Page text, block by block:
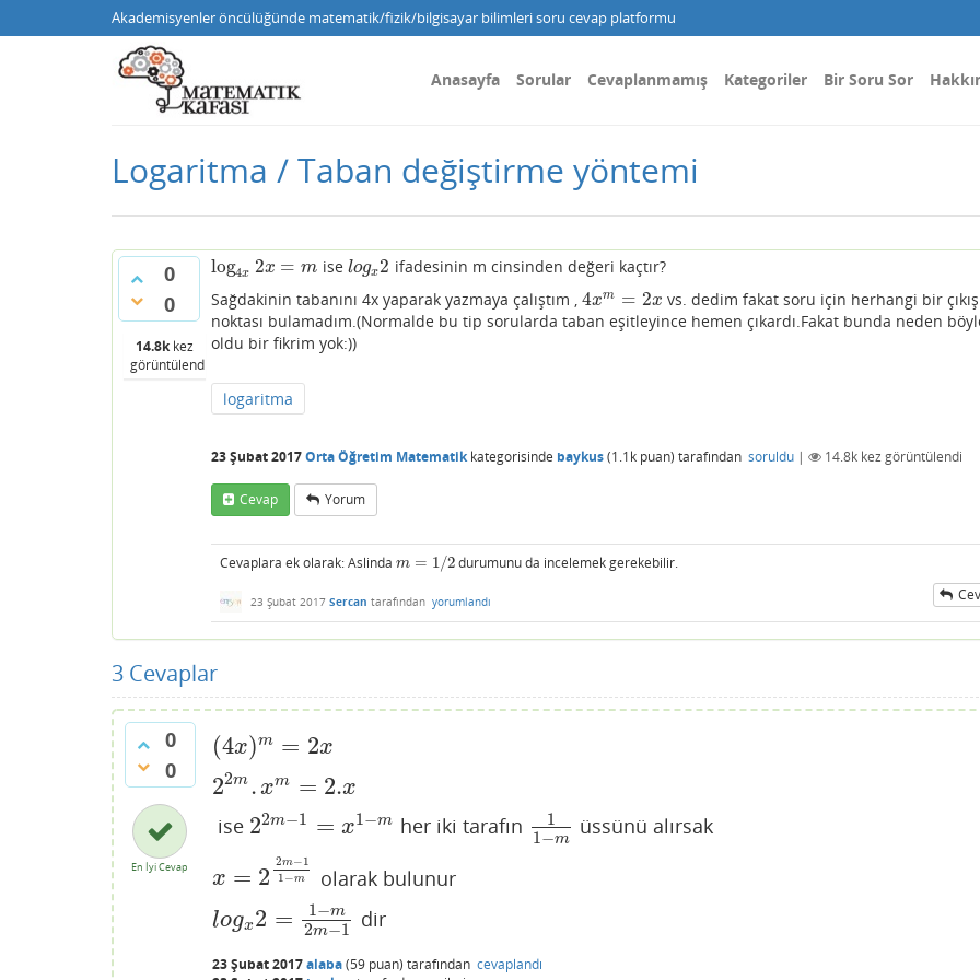
Akademisyenler öncülüğünde matematik/fizik/bilgisayar bilimleri soru cevap platformu
Anasayfa Sorular Cevaplanmamış Kategoriler Bir Soru Sor
Logaritma / Taban değiştirme yöntemi
0
0
14.8kkez
görüntülendi
log4x 2x = m
log4x 2x= m ise logx2
logx2 ifadesinin m cinsinden değeri kaçtır?
Sağdakinin tabanını 4x yaparak yazmaya çalıştım , 4xm = 2x
4xm= 2x
vs. dedim fakat soru için herhangi bir çıkış
noktası bulamadım.(Normalde bu tip sorularda taban eşitleyince hemen çıkardı.Fakat bunda neden
oldu bir fikrim yok:))
logaritma
23 Şubat 2017Orta Öğretim Matematikkategorisinde baykus(1.1k puan) tarafından soruldu | 14.8k kez görüntülendi
Cevap Yorum
Cevaplara ek olarak: Aslinda m = 1/2
m= 1/ 2 durumunu da incelemek gerekebilir.
23 Şubat 2017 Sercan tarafından yorumlandı
3 Cevaplar
0
0
En İyi Cevap
(4x)m = 2x
(4x)m= 2x
22m . xm = 2.x
22m.xm= 2.x
ise 22m−1 = x1−m
22m−1 =x1−m her iki tarafın
1
1 −m
11−m üssünü alırsak
x = 2
2m−1
1−m
x= 22 m−11− m
olarak bulunur
logx 2 = 1−m
2m−1
logx2= 1− m2m− 1dir
23 Şubat 2017alaba(59 puan) tarafından cevaplandı